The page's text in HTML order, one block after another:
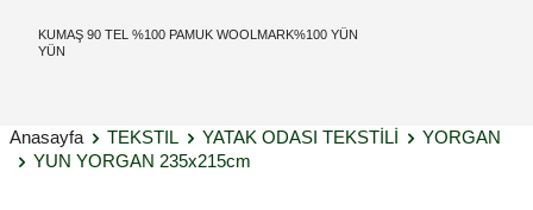
KUMAŞ 90 TEL %100 PAMUK WOOLMARK%100 YÜN
YÜN
Anasayfa TEKSTIL YATAK ODASI TEKSTİLİ
YORGAN
YUN YORGAN 235x215cm